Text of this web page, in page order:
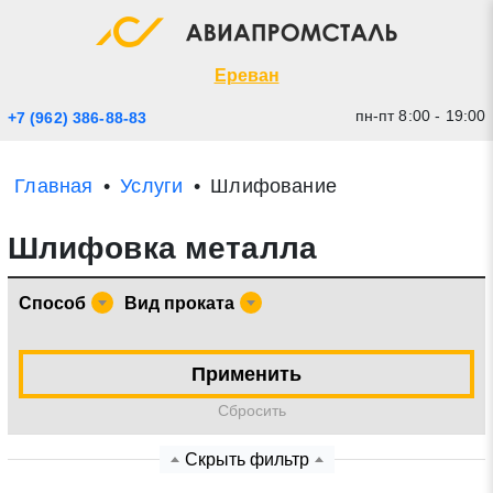
Ереван
+7 (962) 386-88-83 пн-пт 8:00 - 19:00
Главная Услуги Шлифование
Шлифовка металла
Способ Вид проката
Применить
Cбросить
Скрыть фильтр
Экспресс заявка
* - обязательные поля для заполнения
Прикрепить файл (до 20 mb)
Отправить заявку